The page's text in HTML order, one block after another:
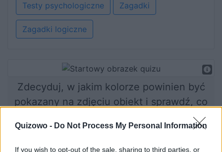
Quizowo - Do Not Process My Personal Information
If you wish to opt-out of the sale, sharing to third parties, or
Testy psychologiczne Zagadki
Zagadki logiczne
Zdecyduj, w jakim kolorze powinien być
pokazany na zdjęciu obiekt i sprawdź, co
te wybory mówią o Twoim podejściu do
życia.